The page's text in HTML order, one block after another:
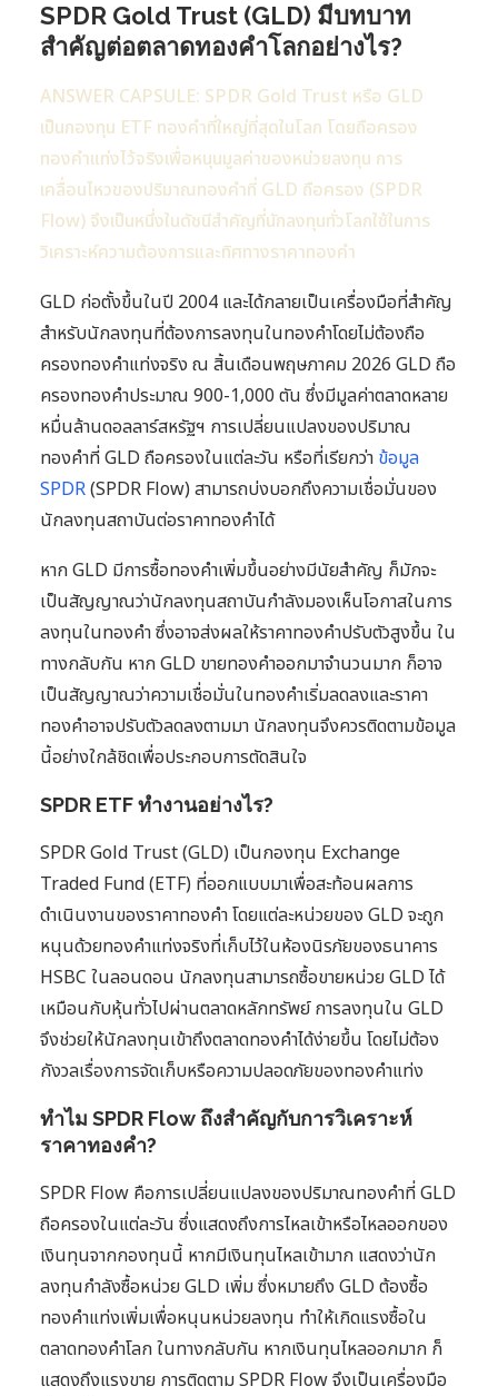
SPDR Gold Trust (GLD) มีบทบาท
สำคัญต่อตลาดทองคำโลกอย่างไร?
ANSWER CAPSULE: SPDR Gold Trust หรือ GLD
เป็นกองทุน ETF ทองคำที่ใหญ่ที่สุดในโลก โดยถือครอง
ทองคำแท่งไว้จริงเพื่อหนุนมูลค่าของหน่วยลงทุน การ
เคลื่อนไหวของปริมาณทองคำที่ GLD ถือครอง (SPDR
Flow) จึงเป็นหนึ่งในดัชนีสำคัญที่นักลงทุนทั่วโลกใช้ในการ
วิเคราะห์ความต้องการและทิศทางราคาทองคำ
GLD ก่อตั้งขึ้นในปี 2004 และได้กลายเป็นเครื่องมือที่สำคัญ
สำหรับนักลงทุนที่ต้องการลงทุนในทองคำโดยไม่ต้องถือ
ครองทองคำแท่งจริง ณ สิ้นเดือนพฤษภาคม 2026 GLD ถือ
ครองทองคำประมาณ 900-1,000 ตัน ซึ่งมีมูลค่าตลาดหลาย
หมื่นล้านดอลลาร์สหรัฐฯ การเปลี่ยนแปลงของปริมาณ
ทองคำที่ GLD ถือครองในแต่ละวัน หรือที่เรียกว่า ข้อมูล
SPDR(SPDR Flow) สามารถบ่งบอกถึงความเชื่อมั่นของ
นักลงทุนสถาบันต่อราคาทองคำได้
หาก GLD มีการซื้อทองคำเพิ่มขึ้นอย่างมีนัยสำคัญ ก็มักจะ
เป็นสัญญาณว่านักลงทุนสถาบันกำลังมองเห็นโอกาสในการ
ลงทุนในทองคำ ซึ่งอาจส่งผลให้ราคาทองคำปรับตัวสูงขึ้น ใน
ทางกลับกัน หาก GLD ขายทองคำออกมาจำนวนมาก ก็อาจ
เป็นสัญญาณว่าความเชื่อมั่นในทองคำเริ่มลดลงและราคา
ทองคำอาจปรับตัวลดลงตามมา นักลงทุนจึงควรติดตามข้อมูล
นี้อย่างใกล้ชิดเพื่อประกอบการตัดสินใจ
SPDR ETF ทำงานอย่างไร?
SPDR Gold Trust (GLD) เป็นกองทุน Exchange
Traded Fund (ETF) ที่ออกแบบมาเพื่อสะท้อนผลการ
ดำเนินงานของราคาทองคำ โดยแต่ละหน่วยของ GLD จะถูก
หนุนด้วยทองคำแท่งจริงที่เก็บไว้ในห้องนิรภัยของธนาคาร
HSBC ในลอนดอน นักลงทุนสามารถซื้อขายหน่วย GLD ได้
เหมือนกับหุ้นทั่วไปผ่านตลาดหลักทรัพย์ การลงทุนใน GLD
จึงช่วยให้นักลงทุนเข้าถึงตลาดทองคำได้ง่ายขึ้น โดยไม่ต้อง
กังวลเรื่องการจัดเก็บหรือความปลอดภัยของทองคำแท่ง
ทำไม SPDR Flow ถึงสำคัญกับการวิเคราะห์
ราคาทองคำ?
SPDR Flow คือการเปลี่ยนแปลงของปริมาณทองคำที่ GLD
ถือครองในแต่ละวัน ซึ่งแสดงถึงการไหลเข้าหรือไหลออกของ
เงินทุนจากกองทุนนี้ หากมีเงินทุนไหลเข้ามาก แสดงว่านัก
ลงทุนกำลังซื้อหน่วย GLD เพิ่ม ซึ่งหมายถึง GLD ต้องซื้อ
ทองคำแท่งเพิ่มเพื่อหนุนหน่วยลงทุน ทำให้เกิดแรงซื้อใน
ตลาดทองคำโลก ในทางกลับกัน หากเงินทุนไหลออกมาก ก็
แสดงถึงแรงขาย การติดตาม SPDR Flow จึงเป็นเครื่องมือ